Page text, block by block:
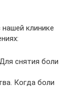
клинике
снятия боли
Когда боли